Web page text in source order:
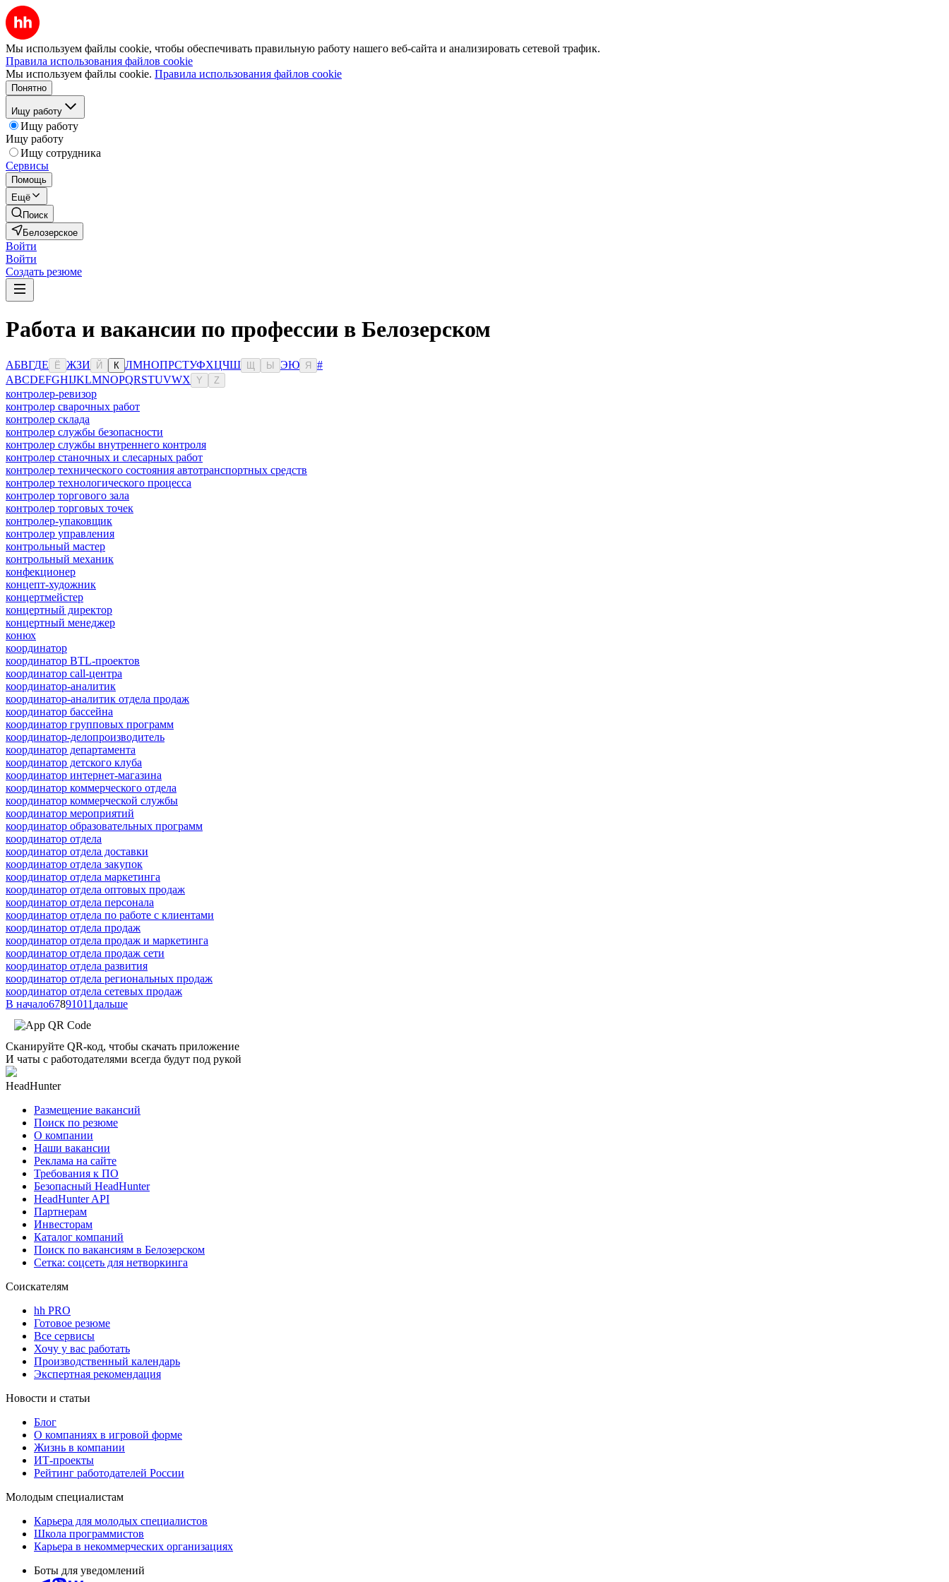
Мы используем файлы cookie, чтобы обеспечивать правильную работу нашего веб-сайта и анализировать сетевой трафик.
Правила использования файлов cookie
Мы используем файлы cookie. Правила использования файлов cookie
Понятно
Ищу работу
Ищу работу
Ищу работу
Ищу сотрудника
Сервисы
Помощь
Ещё
Поиск
Белозерское
Войти
Войти
Создать резюме
Работа и вакансии по профессии в Белозерском
АБВГДЕ Ё ЖЗИ Й К ЛМНОПРСТУФХЦЧШ Ы ЭЮ Я
#
ABCDEFGHIJKLMNOPQRSTUVWX Y Z
контролер-ревизор
контролер сварочных работ
контролер склада
контролер службы безопасности
контролер службы внутреннего контроля
контролер станочных и слесарных работ
контролер технического состояния автотранспортных средств
контролер технологического процесса
контролер торгового зала
контролер торговых точек
контролер-упаковщик
контролер управления
контрольный мастер
контрольный механик
конфекционер
концепт-художник
концертмейстер
концертный директор
концертный менеджер
конюх
координатор
координатор BTL-проектов
координатор call-центра
координатор-аналитик
координатор-аналитик отдела продаж
координатор бассейна
координатор групповых программ
координатор-делопроизводитель
координатор департамента
координатор детского клуба
координатор интернет-магазина
координатор коммерческого отдела
координатор коммерческой службы
координатор мероприятий
координатор образовательных программ
координатор отдела
координатор отдела доставки
координатор отдела закупок
координатор отдела маркетинга
координатор отдела оптовых продаж
координатор отдела персонала
координатор отдела по работе с клиентами
координатор отдела продаж
координатор отдела продаж и маркетинга
координатор отдела продаж сети
координатор отдела развития
координатор отдела региональных продаж
координатор отдела сетевых продаж
В начало67891011 дальше
Сканируйте QR-код, чтобы скачать приложение
И чаты с работодателями всегда будут под рукой
HeadHunter
Размещение вакансий
Поиск по резюме
О компании
Наши вакансии
Реклама на сайте
Требования к ПО
Безопасный HeadHunter
HeadHunter API
Партнерам
Инвесторам
Каталог компаний
Поиск по вакансиям в Белозерском
Сетка: соцсеть для нетворкинга
Соискателям
hh PRO
Готовое резюме
Все сервисы
Хочу у вас работать
Производственный календарь
Экспертная рекомендация
Новости и статьи
Блог
О компаниях в игровой форме
Жизнь в компании
ИТ-проекты
Рейтинг работодателей России
Молодым специалистам
Карьера для молодых специалистов
Школа программистов
Карьера в некоммерческих организациях
Боты для уведомлений